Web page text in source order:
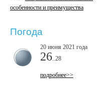
особенности и преимущества
Погода
20 июня 2021 года
26 ..28
подробнее>>